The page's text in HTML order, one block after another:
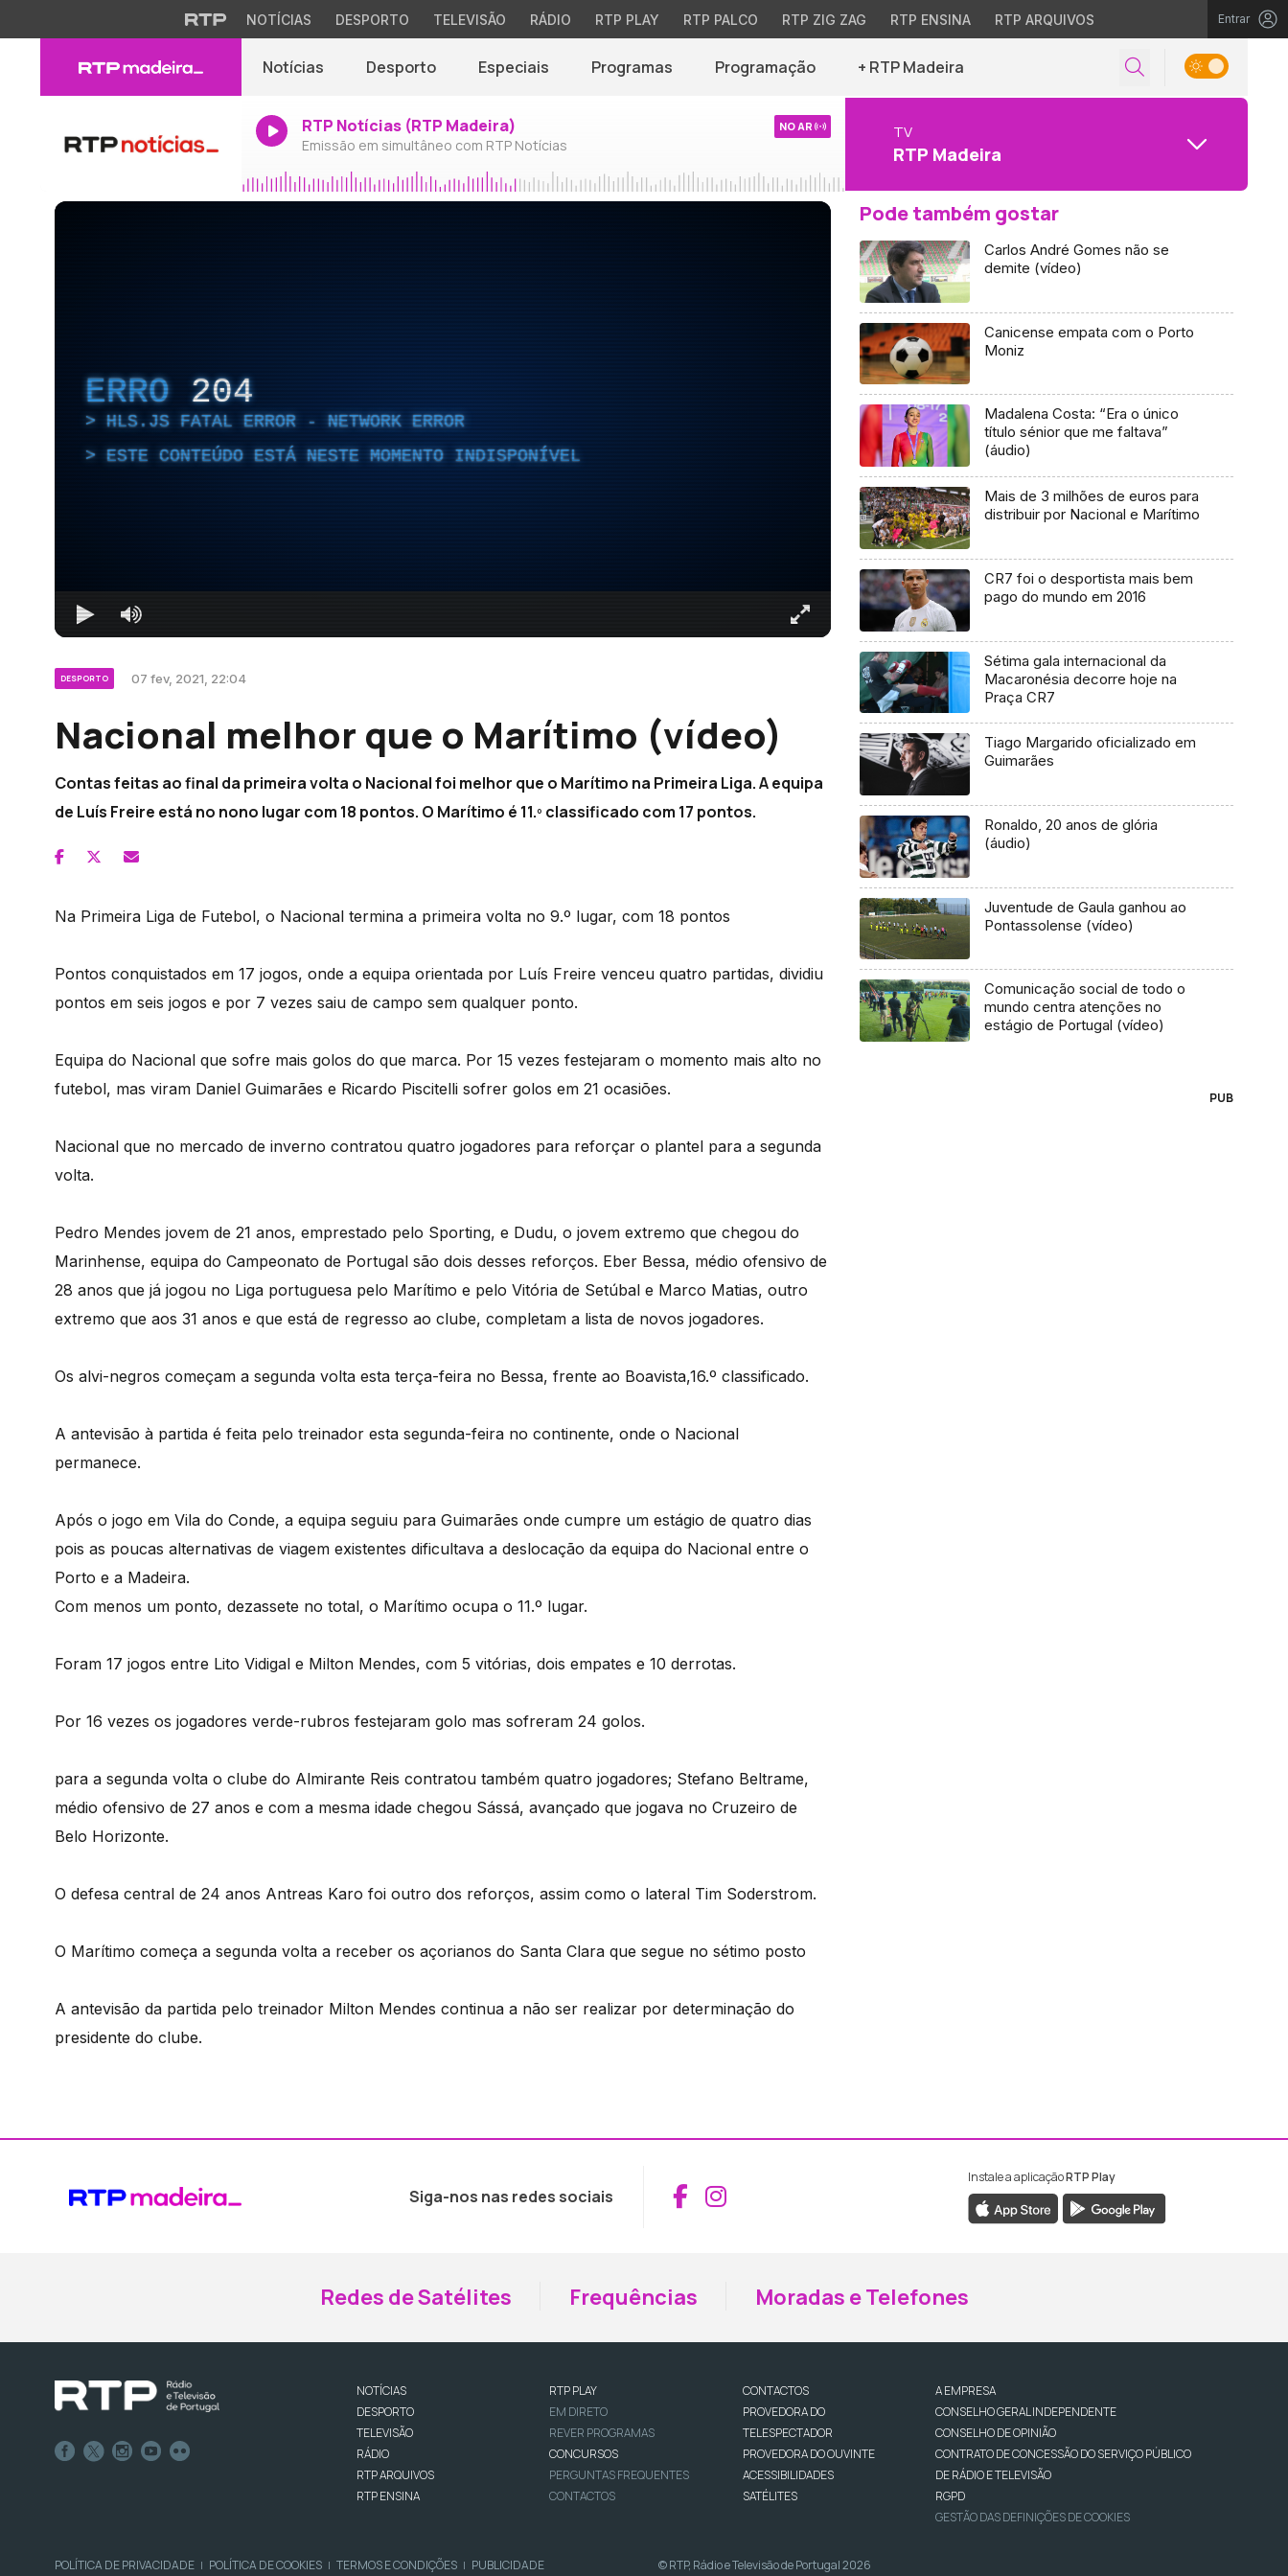
NOTÍCIAS DESPORTO TELEVISÃO RÁDIO RTP PLAY RTP PALCO RTP ZIG ZAG RTP ENSINA RTP ARQUIVOS Entrar
Notícias Desporto Especiais Programas Programação + RTP Madeira
RTP Notícias (RTP Madeira)
Emissão em simultâneo com RTP Notícias
NO AR TV
RTP Madeira
ERRO 204
HLS.JS FATAL ERROR - NETWORK ERROR
ESTE CONTEÚDO ESTÁ NESTE MOMENTO INDISPONÍVEL
DESPORTO 07 fev, 2021, 22:04
Nacional melhor que o Marítimo (vídeo)
Contas feitas ao final da primeira volta o Nacional foi melhor que o Marítimo na Primeira Liga. A equipa
de Luís Freire está no nono lugar com 18 pontos. O Marítimo é 11.º classificado com 17 pontos.
Na Primeira Liga de Futebol, o Nacional termina a primeira volta no 9.º lugar, com 18 pontos
Pontos conquistados em 17 jogos, onde a equipa orientada por Luís Freire venceu quatro partidas, dividiu
pontos em seis jogos e por 7 vezes saiu de campo sem qualquer ponto.
Equipa do Nacional que sofre mais golos do que marca. Por 15 vezes festejaram o momento mais alto no
futebol, mas viram Daniel Guimarães e Ricardo Piscitelli sofrer golos em 21 ocasiões.
Nacional que no mercado de inverno contratou quatro jogadores para reforçar o plantel para a segunda
volta.
Pedro Mendes jovem de 21 anos, emprestado pelo Sporting, e Dudu, o jovem extremo que chegou do
Marinhense, equipa do Campeonato de Portugal são dois desses reforços. Eber Bessa, médio ofensivo de
28 anos que já jogou no Liga portuguesa pelo Marítimo e pelo Vitória de Setúbal e Marco Matias, outro
extremo que aos 31 anos e que está de regresso ao clube, completam a lista de novos jogadores.
Os alvi-negros começam a segunda volta esta terça-feira no Bessa, frente ao Boavista,16.º classificado.
A antevisão à partida é feita pelo treinador esta segunda-feira no continente, onde o Nacional
permanece.
Após o jogo em Vila do Conde, a equipa seguiu para Guimarães onde cumpre um estágio de quatro dias
pois as poucas alternativas de viagem existentes dificultava a deslocação da equipa do Nacional entre o
Porto e a Madeira.
Com menos um ponto, dezassete no total, o Marítimo ocupa o 11.º lugar.
Foram 17 jogos entre Lito Vidigal e Milton Mendes, com 5 vitórias, dois empates e 10 derrotas.
Por 16 vezes os jogadores verde-rubros festejaram golo mas sofreram 24 golos.
para a segunda volta o clube do Almirante Reis contratou também quatro jogadores; Stefano Beltrame,
médio ofensivo de 27 anos e com a mesma idade chegou Sássá, avançado que jogava no Cruzeiro de
Belo Horizonte.
O defesa central de 24 anos Antreas Karo foi outro dos reforços, assim como o lateral Tim Soderstrom.
O Marítimo começa a segunda volta a receber os açorianos do Santa Clara que segue no sétimo posto
A antevisão da partida pelo treinador Milton Mendes continua a não ser realizar por determinação do
presidente do clube.
Pode também gostar
Carlos André Gomes não se
demite (vídeo)
Canicense empata com o Porto
Moniz
Madalena Costa: “Era o único
título sénior que me faltava”
(áudio)
Mais de 3 milhões de euros para
distribuir por Nacional e Marítimo
CR7 foi o desportista mais bem
pago do mundo em 2016
Sétima gala internacional da
Macaronésia decorre hoje na
Praça CR7
Tiago Margarido oficializado em
Guimarães
Ronaldo, 20 anos de glória
(áudio)
Juventude de Gaula ganhou ao
Pontassolense (vídeo)
Comunicação social de todo o
mundo centra atenções no
estágio de Portugal (vídeo)
PUB
Siga-nos nas redes sociais Aceder ao Facebook da RTP Madeira
Aceder ao Instagram da RTP Madeira
Instale a aplicaçãoRTP Play
Redes de Satélites Frequências Moradas e Telefones
NOTÍCIAS
DESPORTO
TELEVISÃO
RÁDIO
RTP ARQUIVOS
RTP ENSINA
RTP PLAY
EM DIRETO
REVER PROGRAMAS
CONCURSOS
PERGUNTAS FREQUENTES
CONTACTOS
CONTACTOS
PROVEDORA DO
TELESPECTADOR
PROVEDORA DO OUVINTE
ACESSIBILIDADES
SATÉLITES
A EMPRESA
CONSELHO GERAL INDEPENDENTE
CONSELHO DE OPINIÃO
CONTRATO DE CONCESSÃO DO SERVIÇO PÚBLICO
DE RÁDIO E TELEVISÃO
RGPD
GESTÃO DAS DEFINIÇÕES DE COOKIES
POLÍTICA DE PRIVACIDADE | POLÍTICA DE COOKIES | TERMOS E CONDIÇÕES | PUBLICIDADE © RTP, Rádio e Televisão de Portugal 2026